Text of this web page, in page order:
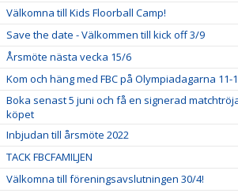
Välkomna till Kids Floorball Camp!
Save the date - Välkommen till kick off 3/9
Årsmöte nästa vecka 15/6
Kom och häng med FBC på Olympiadagarna 11-
Boka senast 5 juni och få en signerad
köpet
Inbjudan till årsmöte 2022
TACK FBCFAMILJEN
Välkomna till föreningsavslutningen 30/4!